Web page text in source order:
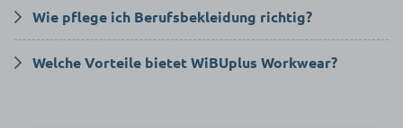
Kasacks und Hosen aus atmungsaktiven, pflegeleichten
Materialien bieten Bewegungsfreiheit und erfüllen die hohen
Wie pflege ich Berufsbekleidung richtig?
Die Kleidung von WiBU ist bei hohen Temperaturen waschbar und
bleibt auch nach häufigem Waschen formstabil.
Welche Vorteile bietet WiBUplus Workwear?